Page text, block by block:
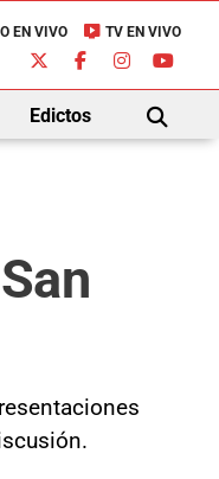
EN VIVO live_tv TV EN VIVO
Edictos
BUSCAR